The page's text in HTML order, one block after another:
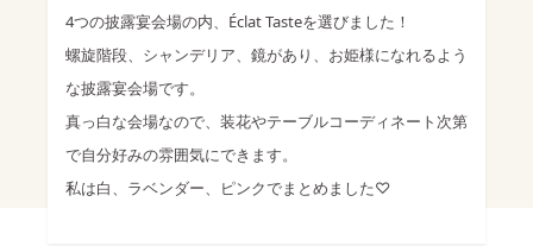
4つの披露宴会場の内、Éclat Tasteを選びました！
螺旋階段、シャンデリア、鏡があり、お姫様になれるよう
な披露宴会場です。
真っ白な会場なので、装花やテーブルコーディネート次第
で自分好みの雰囲気にできます。
私は白、ラベンダー、ピンクでまとめました♡